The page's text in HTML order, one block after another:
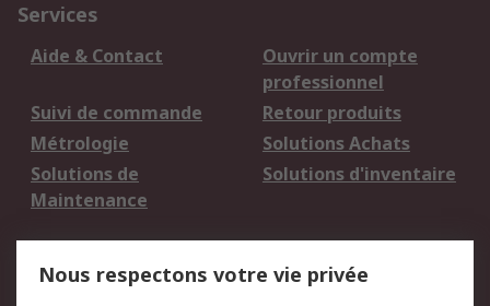
Services
Aide & Contact
Ouvrir un compte
professionnel
Suivi de commande
Retour produits
Métrologie
Solutions Achats
Solutions de
Maintenance
Solutions d'inventaire
Nous respectons votre vie privée